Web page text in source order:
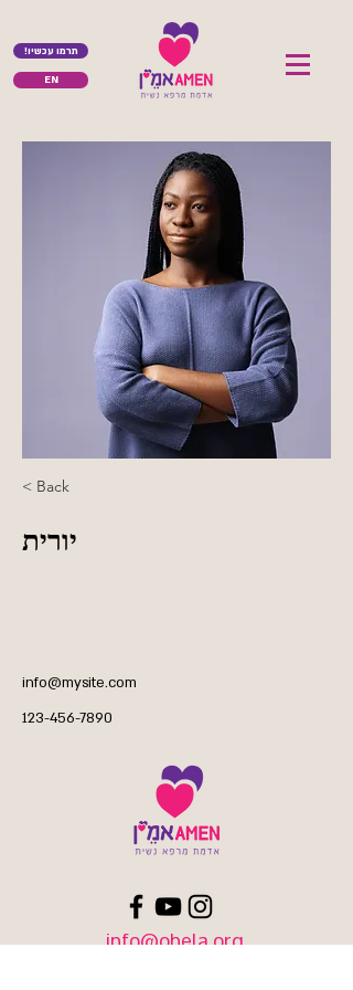
!תרמו עכשיו
EN
< Back
יורית
info@mysite.com
123-456-7890
info@ohela.org